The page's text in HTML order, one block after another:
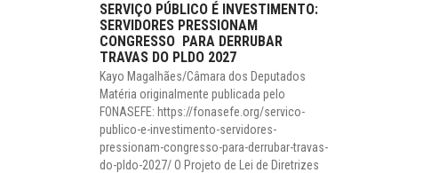
SERVIÇO PÚBLICO É INVESTIMENTO:
SERVIDORES PRESSIONAM
CONGRESSO PARA DERRUBAR
TRAVAS DO PLDO 2027
Kayo Magalhães/Câmara dos Deputados
Matéria originalmente publicada pelo
FONASEFE: https://fonasefe.org/servico-
publico-e-investimento-servidores-
pressionam-congresso-para-derrubar-travas-
do-pldo-2027/ O Projeto de Lei de Diretrizes